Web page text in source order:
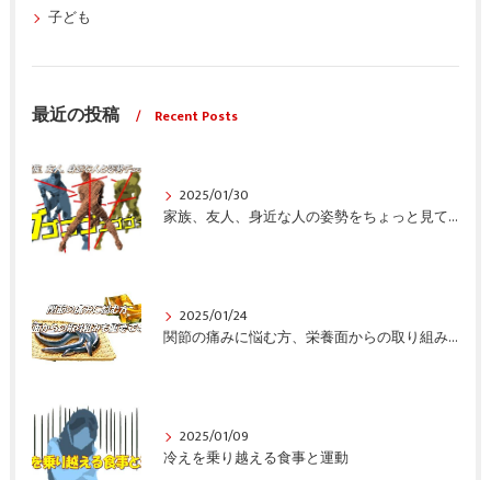
子ども
最近の投稿 Recent Posts
2025/01/30
家族、友人、身近な人の姿勢をちょっと見てみませんか？
2025/01/24
関節の痛みに悩む方、栄養面からの取り組みも重要ですよ！
2025/01/09
冷えを乗り越える食事と運動